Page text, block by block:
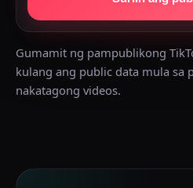
Gumamit ng pampublikong
kulang ang public data mula sa
nakatagong videos.